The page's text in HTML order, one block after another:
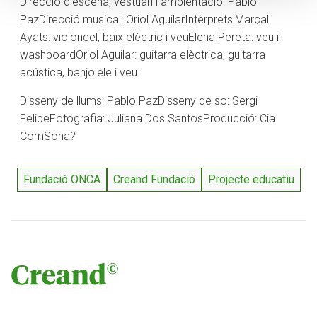
PazDirecció musical: Oriol AguilarIntèrprets:Marçal
Ayats: violoncel, baix elèctric i veuElena Pereta: veu i
washboardOriol Aguilar: guitarra elèctrica, guitarra
acústica, banjolele i veu
Disseny de llums: Pablo PazDisseny de so: Sergi
FelipeFotografia: Juliana Dos SantosProducció: Cia
ComSona?
Fundació ONCA Creand Fundació Projecte educatiu